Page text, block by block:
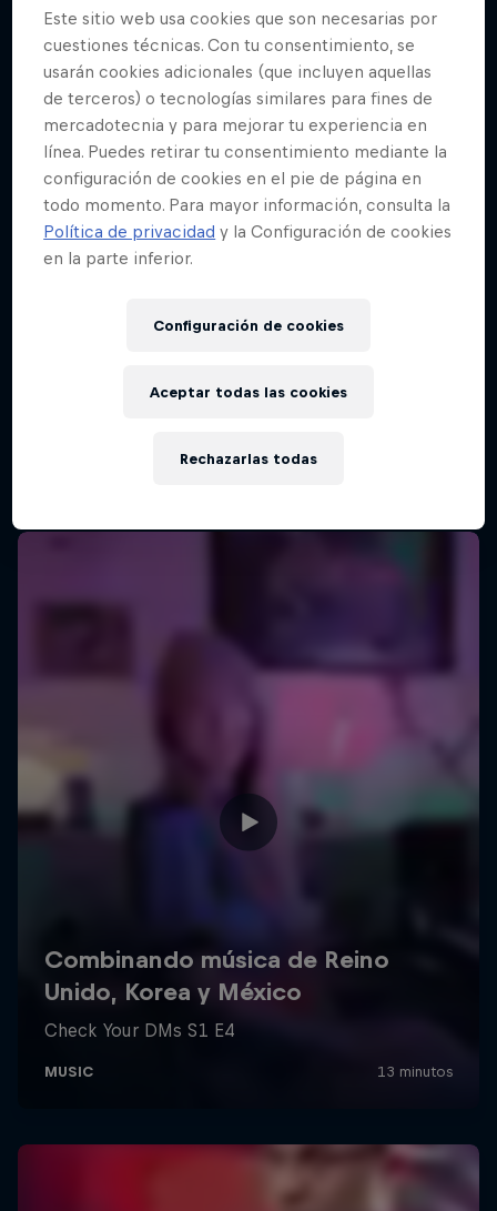
Red Bull Batalla Final Torneo de Plazas
Este sitio web usa cookies que son necesarias por
cuestiones técnicas. Con tu consentimiento, se
usarán cookies adicionales (que incluyen aquellas
de terceros) o tecnologías similares para fines de
mercadotecnia y para mejorar tu experiencia en
línea. Puedes retirar tu consentimiento mediante la
configuración de cookies en el pie de página en
todo momento. Para mayor información, consulta la
Política de privacidad y la Configuración de cookies
en la parte inferior.
Configuración de cookies
Rechazarlas todas
Aceptar todas las cookies